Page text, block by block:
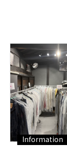
Information